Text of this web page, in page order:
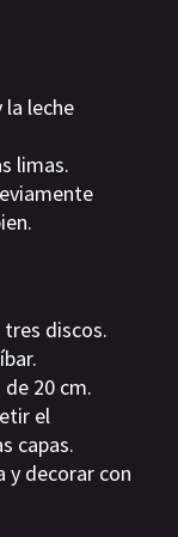
leche
limas.
discos.
20 cm.
el
capas.
y decorar con